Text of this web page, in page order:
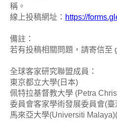
稱。
線上投稿網址： https://
備註：
若有投稿相關問題，請寄信至
全球客家研究聯盟成員：
東京都立大學(日本)
佩特拉基督教大學 (Petra
委員會客家學術發展委員會(臺
馬來亞大學(Universiti